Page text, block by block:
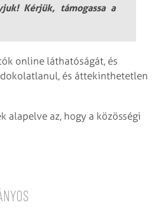
Kérjük, támogassa a
online láthatóságát, és
és áttekinthetetlen
alapelve az, hogy a közösségi